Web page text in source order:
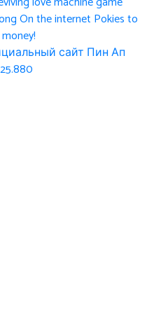
On the internet Pokies to
сайт Пин Ап